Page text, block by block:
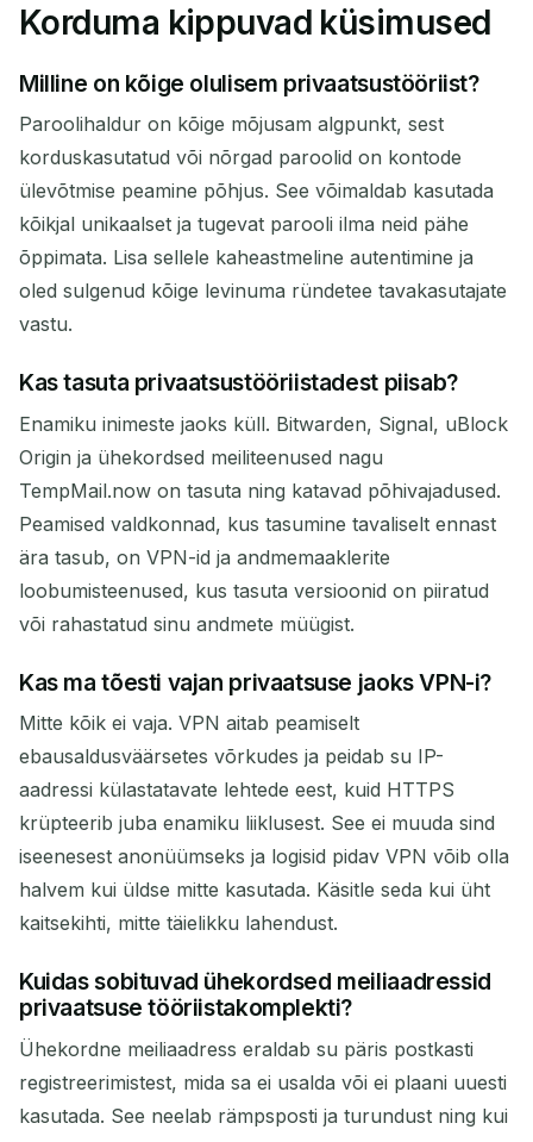
Korduma kippuvad küsimused
Milline on kõige olulisem privaatsustööriist?
Paroolihaldur on kõige mõjusam algpunkt, sest
korduskasutatud või nõrgad paroolid on kontode
ülevõtmise peamine põhjus. See võimaldab kasutada
kõikjal unikaalset ja tugevat parooli ilma neid pähe
õppimata. Lisa sellele kaheastmeline autentimine ja
oled sulgenud kõige levinuma ründetee tavakasutajate
vastu.
Kas tasuta privaatsustööriistadest piisab?
Enamiku inimeste jaoks küll. Bitwarden, Signal, uBlock
Origin ja ühekordsed meiliteenused nagu
TempMail.now on tasuta ning katavad põhivajadused.
Peamised valdkonnad, kus tasumine tavaliselt ennast
ära tasub, on VPN-id ja andmemaaklerite
loobumisteenused, kus tasuta versioonid on piiratud
või rahastatud sinu andmete müügist.
Kas ma tõesti vajan privaatsuse jaoks VPN-i?
Mitte kõik ei vaja. VPN aitab peamiselt
ebausaldusväärsetes võrkudes ja peidab su IP-
aadressi külastatavate lehtede eest, kuid HTTPS
krüpteerib juba enamiku liiklusest. See ei muuda sind
iseenesest anonüümseks ja logisid pidav VPN võib olla
halvem kui üldse mitte kasutada. Käsitle seda kui üht
kaitsekihti, mitte täielikku lahendust.
Kuidas sobituvad ühekordsed meiliaadressid
privaatsuse tööriistakomplekti?
Ühekordne meiliaadress eraldab su päris postkasti
registreerimistest, mida sa ei usalda või ei plaani uuesti
kasutada. See neelab rämpsposti ja turundust ning kui